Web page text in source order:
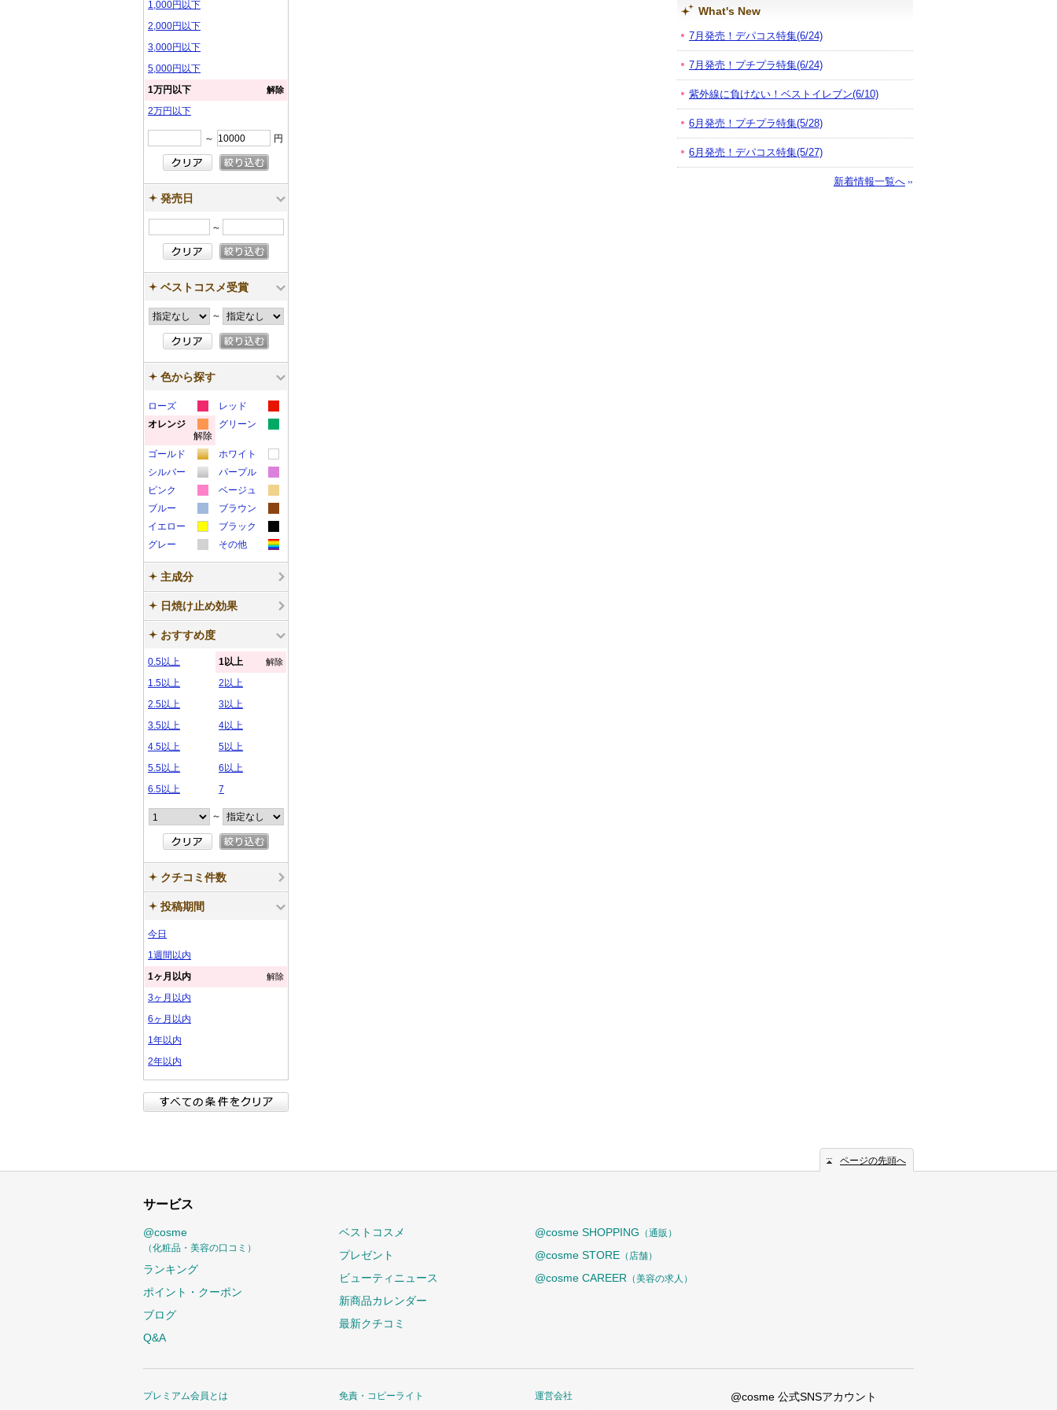
What's New
7月発売！デパコス特集(6/24)
7月発売！プチプラ特集(6/24)
紫外線に負けない！ベストイレブン(6/10)
6月発売！プチプラ特集(5/28)
6月発売！デパコス特集(5/27)
新着情報一覧へ
1,000円以下
2,000円以下
3,000円以下
5,000円以下
1万円以下
解除
2万円以下
～ 円
発売日
～
ベストコスメ受賞
～
色から探す
ローズ
カ
ラ
ー
サ
ン
プ
ル
レッド
カ
ー
サ
ン
プ
ル
オレンジ
カ
ラ
ー
サ
ン
プ
ル
解除
グリーン
ラ
ー
サ
ン
プ
ル
ゴールド
カ
ラ
プ
ホワイト
カ
ラ
ン
プ
シルバー
カ
ラ
ー
ン
ル
パープル
カ
ラ
サ
ン
ピンク
カ
ラ
サ
プ
ル
ベージュ
カ
ラ
ー
サ
ル
ブルー
カ
ラ
ー
ン
プ
ル
ブラウン
カ
ラ
ー
プ
ル
イエロー
カ
ラ
サ
プ
ブラック
カ
ラ
プ
グレー
カ
ー
ン
その他
カ
ン
主成分
日焼け止め効果
おすすめ度
0.5以上 1以上 解除
1.5以上
2以上
2.5以上
3以上
3.5以上
4以上
4.5以上
5以上
5.5以上
6以上
6.5以上
7
～
クチコミ件数
投稿期間
今日
1週間以内
1ヶ月以内
解除
3ヶ月以内
6ヶ月以内
1年以内
2年以内
ページの先頭へ
サービス
@cosme
（化粧品・美容の口コミ）
ランキング
ポイント・クーポン
ブログ
Q&A
ベストコスメ
プレゼント
ビューティニュース
新商品カレンダー
最新クチコミ
@cosme SHOPPING （通販）
@cosme STORE （店舗）
@cosme CAREER （美容の求人）
プレミアム会員とは
免責・コピーライト
運営会社
@cosme 公式SNSアカウント